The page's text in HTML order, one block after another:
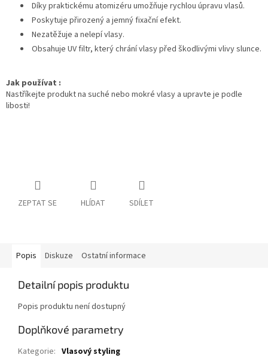
Díky praktickému atomizéru umožňuje rychlou úpravu vlasů.
Poskytuje přirozený a jemný fixační efekt.
Nezatěžuje a nelepí vlasy.
Obsahuje UV filtr, který chrání vlasy před škodlivými vlivy slunce.
Jak používat :
Nastříkejte produkt na suché nebo mokré vlasy a upravte je podle
libosti!
ZEPTAT SE HLÍDAT SDÍLET
Popis Diskuze Ostatní informace
Detailní popis produktu
Popis produktu není dostupný
Doplňkové parametry
Kategorie: Vlasový styling